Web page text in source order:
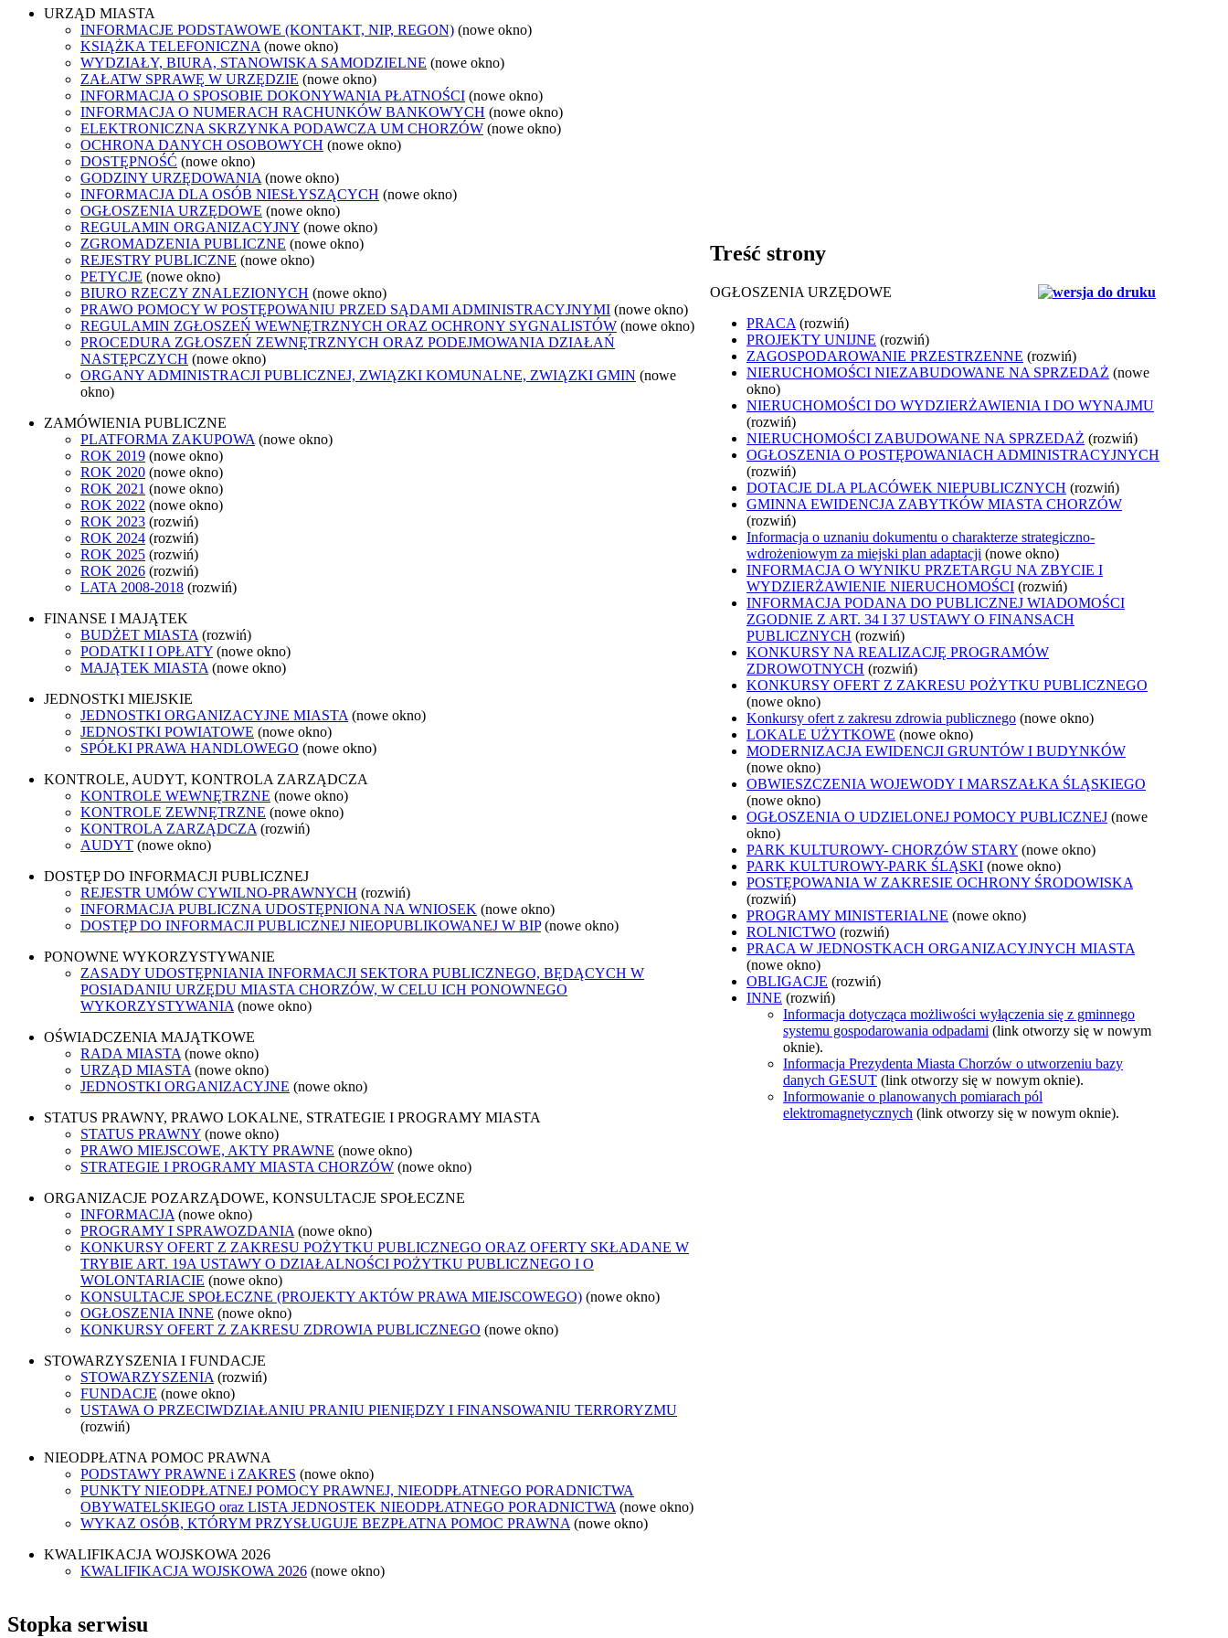
URZĄD MIASTA
INFORMACJE PODSTAWOWE (KONTAKT, NIP, REGON) (nowe okno)
KSIĄŻKA TELEFONICZNA (nowe okno)
WYDZIAŁY, BIURA, STANOWISKA SAMODZIELNE (nowe okno)
ZAŁATW SPRAWĘ W URZĘDZIE (nowe okno)
INFORMACJA O SPOSOBIE DOKONYWANIA PŁATNOŚCI (nowe okno)
INFORMACJA O NUMERACH RACHUNKÓW BANKOWYCH (nowe okno)
ELEKTRONICZNA SKRZYNKA PODAWCZA UM CHORZÓW (nowe okno)
OCHRONA DANYCH OSOBOWYCH (nowe okno)
DOSTĘPNOŚĆ (nowe okno)
GODZINY URZĘDOWANIA (nowe okno)
INFORMACJA DLA OSÓB NIESŁYSZĄCYCH (nowe okno)
OGŁOSZENIA URZĘDOWE (nowe okno)
REGULAMIN ORGANIZACYJNY (nowe okno)
ZGROMADZENIA PUBLICZNE (nowe okno)
REJESTRY PUBLICZNE (nowe okno)
PETYCJE (nowe okno)
BIURO RZECZY ZNALEZIONYCH (nowe okno)
PRAWO POMOCY W POSTĘPOWANIU PRZED SĄDAMI ADMINISTRACYJNYMI (nowe okno)
REGULAMIN ZGŁOSZEŃ WEWNĘTRZNYCH ORAZ OCHRONY SYGNALISTÓW (nowe okno)
PROCEDURA ZGŁOSZEŃ ZEWNĘTRZNYCH ORAZ PODEJMOWANIA DZIAŁAŃ
NASTĘPCZYCH (nowe okno)
ORGANY ADMINISTRACJI PUBLICZNEJ, ZWIĄZKI KOMUNALNE, ZWIĄZKI GMIN (nowe
okno)
ZAMÓWIENIA PUBLICZNE
PLATFORMA ZAKUPOWA (nowe okno)
ROK 2019 (nowe okno)
ROK 2020 (nowe okno)
ROK 2021 (nowe okno)
ROK 2022 (nowe okno)
ROK 2023 (rozwiń)
ROK 2024 (rozwiń)
ROK 2025 (rozwiń)
ROK 2026 (rozwiń)
LATA 2008-2018 (rozwiń)
FINANSE I MAJĄTEK
BUDŻET MIASTA (rozwiń)
PODATKI I OPŁATY (nowe okno)
MAJĄTEK MIASTA (nowe okno)
JEDNOSTKI MIEJSKIE
JEDNOSTKI ORGANIZACYJNE MIASTA (nowe okno)
JEDNOSTKI POWIATOWE (nowe okno)
SPÓŁKI PRAWA HANDLOWEGO (nowe okno)
KONTROLE, AUDYT, KONTROLA ZARZĄDCZA
KONTROLE WEWNĘTRZNE (nowe okno)
KONTROLE ZEWNĘTRZNE (nowe okno)
KONTROLA ZARZĄDCZA (rozwiń)
AUDYT (nowe okno)
DOSTĘP DO INFORMACJI PUBLICZNEJ
REJESTR UMÓW CYWILNO-PRAWNYCH (rozwiń)
INFORMACJA PUBLICZNA UDOSTĘPNIONA NA WNIOSEK (nowe okno)
DOSTĘP DO INFORMACJI PUBLICZNEJ NIEOPUBLIKOWANEJ W BIP (nowe okno)
PONOWNE WYKORZYSTYWANIE
ZASADY UDOSTĘPNIANIA INFORMACJI SEKTORA PUBLICZNEGO, BĘDĄCYCH W
POSIADANIU URZĘDU MIASTA CHORZÓW, W CELU ICH PONOWNEGO
WYKORZYSTYWANIA (nowe okno)
OŚWIADCZENIA MAJĄTKOWE
RADA MIASTA (nowe okno)
URZĄD MIASTA (nowe okno)
JEDNOSTKI ORGANIZACYJNE (nowe okno)
STATUS PRAWNY, PRAWO LOKALNE, STRATEGIE I PROGRAMY MIASTA
STATUS PRAWNY (nowe okno)
PRAWO MIEJSCOWE, AKTY PRAWNE (nowe okno)
STRATEGIE I PROGRAMY MIASTA CHORZÓW (nowe okno)
ORGANIZACJE POZARZĄDOWE, KONSULTACJE SPOŁECZNE
INFORMACJA (nowe okno)
PROGRAMY I SPRAWOZDANIA (nowe okno)
KONKURSY OFERT Z ZAKRESU POŻYTKU PUBLICZNEGO ORAZ OFERTY SKŁADANE W
TRYBIE ART. 19A USTAWY O DZIAŁALNOŚCI POŻYTKU PUBLICZNEGO I O
WOLONTARIACIE (nowe okno)
KONSULTACJE SPOŁECZNE (PROJEKTY AKTÓW PRAWA MIEJSCOWEGO) (nowe okno)
OGŁOSZENIA INNE (nowe okno)
KONKURSY OFERT Z ZAKRESU ZDROWIA PUBLICZNEGO (nowe okno)
STOWARZYSZENIA I FUNDACJE
STOWARZYSZENIA (rozwiń)
FUNDACJE (nowe okno)
USTAWA O PRZECIWDZIAŁANIU PRANIU PIENIĘDZY I FINANSOWANIU TERRORYZMU
(rozwiń)
NIEODPŁATNA POMOC PRAWNA
PODSTAWY PRAWNE i ZAKRES (nowe okno)
PUNKTY NIEODPŁATNEJ POMOCY PRAWNEJ, NIEODPŁATNEGO PORADNICTWA
OBYWATELSKIEGO oraz LISTA JEDNOSTEK NIEODPŁATNEGO PORADNICTWA (nowe okno)
WYKAZ OSÓB, KTÓRYM PRZYSŁUGUJE BEZPŁATNA POMOC PRAWNA (nowe okno)
KWALIFIKACJA WOJSKOWA 2026
KWALIFIKACJA WOJSKOWA 2026 (nowe okno)
Treść strony
OGŁOSZENIA URZĘDOWE
PRACA (rozwiń)
PROJEKTY UNIJNE (rozwiń)
ZAGOSPODAROWANIE PRZESTRZENNE (rozwiń)
NIERUCHOMOŚCI NIEZABUDOWANE NA SPRZEDAŻ (nowe
okno)
NIERUCHOMOŚCI DO WYDZIERŻAWIENIA I DO WYNAJMU
(rozwiń)
NIERUCHOMOŚCI ZABUDOWANE NA SPRZEDAŻ (rozwiń)
OGŁOSZENIA O POSTĘPOWANIACH ADMINISTRACYJNYCH
(rozwiń)
DOTACJE DLA PLACÓWEK NIEPUBLICZNYCH (rozwiń)
GMINNA EWIDENCJA ZABYTKÓW MIASTA CHORZÓW
(rozwiń)
Informacja o uznaniu dokumentu o charakterze strategiczno-
wdrożeniowym za miejski plan adaptacji (nowe okno)
INFORMACJA O WYNIKU PRZETARGU NA ZBYCIE I
WYDZIERŻAWIENIE NIERUCHOMOŚCI (rozwiń)
INFORMACJA PODANA DO PUBLICZNEJ WIADOMOŚCI
ZGODNIE Z ART. 34 I 37 USTAWY O FINANSACH
PUBLICZNYCH (rozwiń)
KONKURSY NA REALIZACJĘ PROGRAMÓW
ZDROWOTNYCH (rozwiń)
KONKURSY OFERT Z ZAKRESU POŻYTKU PUBLICZNEGO
(nowe okno)
Konkursy ofert z zakresu zdrowia publicznego (nowe okno)
LOKALE UŻYTKOWE (nowe okno)
MODERNIZACJA EWIDENCJI GRUNTÓW I BUDYNKÓW
(nowe okno)
OBWIESZCZENIA WOJEWODY I MARSZAŁKA ŚLĄSKIEGO
(nowe okno)
OGŁOSZENIA O UDZIELONEJ POMOCY PUBLICZNEJ (nowe
okno)
PARK KULTUROWY- CHORZÓW STARY (nowe okno)
PARK KULTUROWY-PARK ŚLĄSKI (nowe okno)
POSTĘPOWANIA W ZAKRESIE OCHRONY ŚRODOWISKA
(rozwiń)
PROGRAMY MINISTERIALNE (nowe okno)
ROLNICTWO (rozwiń)
PRACA W JEDNOSTKACH ORGANIZACYJNYCH MIASTA
(nowe okno)
OBLIGACJE (rozwiń)
INNE (rozwiń)
Informacja dotycząca możliwości wyłączenia się z gminnego
systemu gospodarowania odpadami (link otworzy się w nowym
oknie).
Informacja Prezydenta Miasta Chorzów o utworzeniu bazy
danych GESUT (link otworzy się w nowym oknie).
Informowanie o planowanych pomiarach pól
elektromagnetycznych (link otworzy się w nowym oknie).
Stopka serwisu